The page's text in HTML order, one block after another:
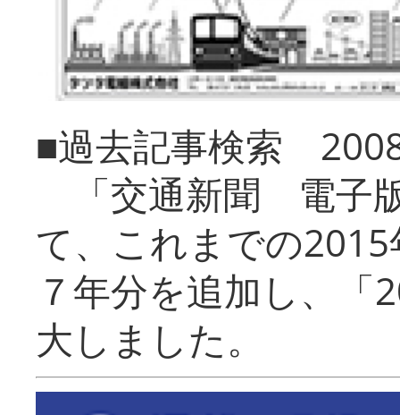
■過去記事検索
「交通新聞 電子
て、これまでの
７年分を追加し、「
大しまし